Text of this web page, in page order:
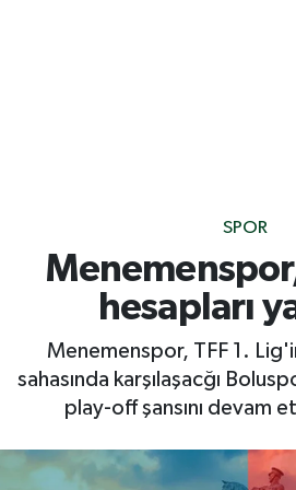
SPOR
hesapları
Menemenspor, TFF 1.
sahasında karşılaşacğı
play-off şansını devam